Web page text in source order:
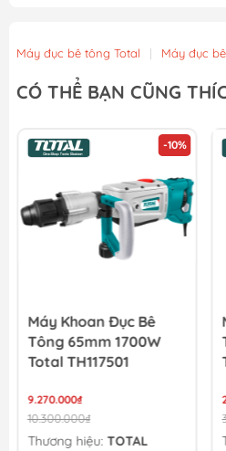
Mũi khoan bê tông
44.100₫
Mũi khoan bê tông
36.000₫
Máy đục bê tông Total | Máy đục
CÓ THỂ BẠN CŨNG
-10%
Máy Khoan Đục Bê
Tông 65mm 1700W
Total TH117501
9.270.000₫
10.300.000₫
Thương hiệu: TOTAL